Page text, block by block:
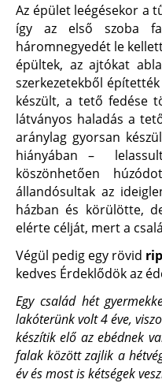
Az épület leégésekor a
így az első szoba
háromnegyedét le
épültek, az ajtókat
szerkezetekből
készült, a tető fedése
látványos haladás a
aránylag gyorsan
hiányában –
köszönhetően
állandósultak az
házban és körülötte,
elérte célját, mert a
Végül pedig egy rövid
kedves Érdeklődök az
Egy család hét
lakóterünk volt 4 éve,
készítik elő az ebédnek
falak között zajlik a
év és most is kétségek